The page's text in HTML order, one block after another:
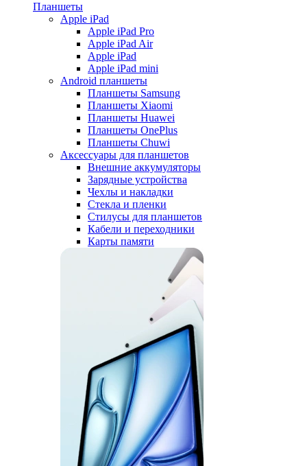
Планшеты
Apple iPad
Apple iPad Pro
Apple iPad Air
Apple iPad
Apple iPad mini
Android планшеты
Планшеты Samsung
Планшеты Xiaomi
Планшеты Huawei
Планшеты OnePlus
Планшеты Chuwi
Аксессуары для планшетов
Внешние аккумуляторы
Зарядные устройства
Чехлы и накладки
Стекла и пленки
Стилусы для планшетов
Кабели и переходники
Карты памяти